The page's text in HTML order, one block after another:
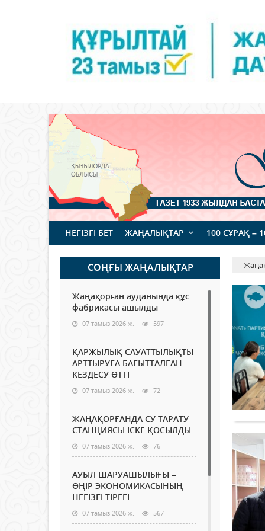
НЕГІЗГІ БЕТ ЖАҢАЛЫҚТАР 100 СҰРАҚ –
СОҢҒЫ ЖАҢАЛЫҚТАР
Жаңақорған ауданында құс
фабрикасы ашылды
07 тамыз 2026 ж. 597
ҚАРЖЫЛЫҚ САУАТТЫЛЫҚТЫ
АРТТЫРУҒА БАҒЫТТАЛҒАН
КЕЗДЕСУ ӨТТІ
07 тамыз 2026 ж. 72
ЖАҢАҚОРҒАНДА СУ ТАРАТУ
СТАНЦИЯСЫ ІСКЕ ҚОСЫЛДЫ
07 тамыз 2026 ж. 76
АУЫЛ ШАРУАШЫЛЫҒЫ –
ӨҢІР ЭКОНОМИКАСЫНЫҢ
НЕГІЗГІ ТІРЕГІ
07 тамыз 2026 ж. 567